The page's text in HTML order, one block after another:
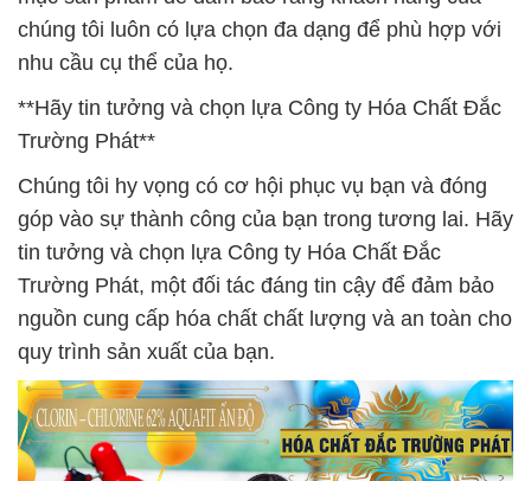
chúng tôi luôn có lựa chọn đa dạng để phù hợp với
nhu cầu cụ thể của họ.
**Hãy tin tưởng và chọn lựa Công ty Hóa Chất Đắc
Trường Phát**
Chúng tôi hy vọng có cơ hội phục vụ bạn và đóng
góp vào sự thành công của bạn trong tương lai. Hãy
tin tưởng và chọn lựa Công ty Hóa Chất Đắc
Trường Phát, một đối tác đáng tin cậy để đảm bảo
nguồn cung cấp hóa chất chất lượng và an toàn cho
quy trình sản xuất của bạn.